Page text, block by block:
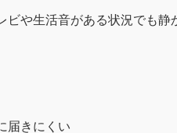
ビや生活音がある状況でも
届きにくい